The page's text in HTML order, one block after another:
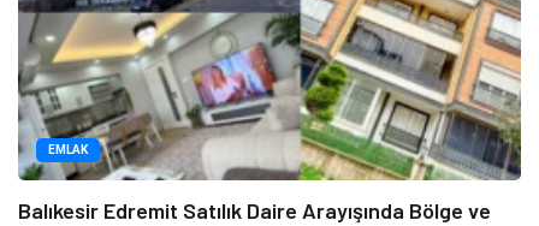
EMLAK
Balıkesir Edremit Satılık Daire Arayışında Bölge ve